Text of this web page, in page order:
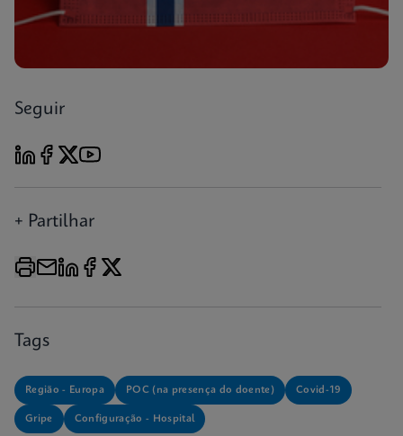
Seguir
+ Partilhar
Tags
Região - Europa POC (na presença do doente) Covid-19
Gripe Configuração - Hospital